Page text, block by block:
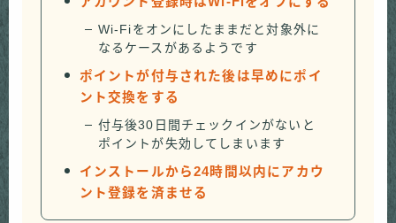
Wi-Fiをオンにしたままだと対象外に
なるケースがあるようです
ポイントが付与された後は早めにポイ
ント交換をする
付与後30日間チェックインがないと
ポイントが失効してしまいます
インストールから24時間以内にアカウ
ント登録を済ませる